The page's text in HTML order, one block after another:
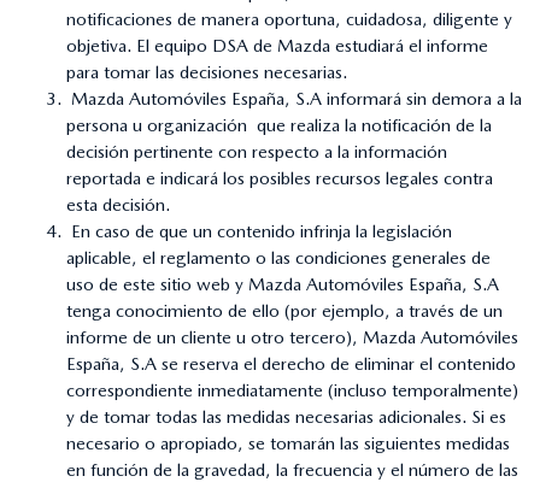
notificaciones de manera oportuna, cuidadosa, diligente y
objetiva. El equipo DSA de Mazda estudiará el informe
para tomar las decisiones necesarias.
Mazda Automóviles España, S.A informará sin demora a la
persona u organización que realiza la notificación de la
decisión pertinente con respecto a la información
reportada e indicará los posibles recursos legales contra
esta decisión.
En caso de que un contenido infrinja la legislación
aplicable, el reglamento o las condiciones generales de
uso de este sitio web y Mazda Automóviles España, S.A
tenga conocimiento de ello (por ejemplo, a través de un
informe de un cliente u otro tercero), Mazda Automóviles
España, S.A se reserva el derecho de eliminar el contenido
correspondiente inmediatamente (incluso temporalmente)
y de tomar todas las medidas necesarias adicionales. Si es
necesario o apropiado, se tomarán las siguientes medidas
en función de la gravedad, la frecuencia y el número de las